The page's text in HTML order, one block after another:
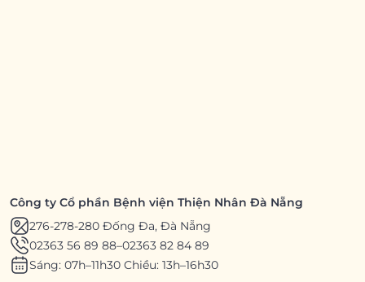
Công ty Cổ phần Bệnh viện Thiện Nhân Đà Nẵng
276-278-280 Đống Đa, Đà Nẵng
02363 56 89 88–02363 82 84 89
Sáng: 07h–11h30 Chiều: 13h–16h30